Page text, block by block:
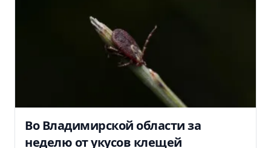
Во Владимирской области за
неделю от укусов клещей